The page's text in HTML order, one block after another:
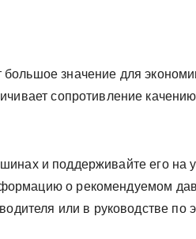
значение для
сопротивление
и поддерживайте его на
о рекомендуемом
или в руководстве по